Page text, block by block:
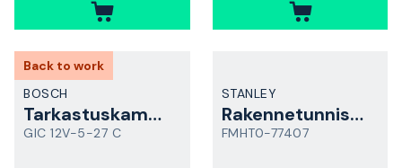
Back to work
BOSCH
Tarkastuskamera
GIC 12V-5-27 C
STANLEY
Rakennetunnistin
FMHT0-77407